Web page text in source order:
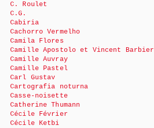
C. Roulet
C.G.
Cabiria
Cachorro Vermelho
Camila Flores
Camille Apostolo et Vincent Barbier
Camille Auvray
Camille Pastel
Carl Gustav
Cartografia noturna
Casse-noisette
Catherine Thumann
Cécile Février
Cécile Ketbi